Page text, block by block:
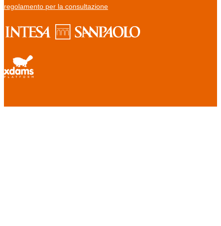
regolamento per la consultazione